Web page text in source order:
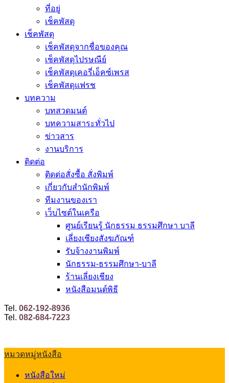
ที่อยู่
เช็คพัสดุ
เช็คพัสดุ
เช็คพัสดุจากชื่อของคุณ
เช็คพัสดุไปรษณีย์
เช็คพัสดุเคอรี่เอ็คซ์เพรส
เช็คพัสดุแฟรช
บทความ
บทสวดมนต์
บทความสาระทั่วไป
ข่าวสาร
งานบริการ
ติดต่อ
ติดต่อสั่งซื้อ สั่งพิมพ์
เกี่ยวกับสำนักพิมพ์
ทีมงานของเรา
เว็บไซต์ในเครือ
ศูนย์เรียนรู้ นักธรรม ธรรมศึกษา บาลี
เลี่ยงเชียงสังฆภัณฑ์
รับจ้างงานพิมพ์
นักธรรม-ธรรมศึกษา-บาลี
ร้านเลี่ยงเชียง
หนังสือมนต์พิธี
Tel. 062-192-8936
Tel. 082-684-7223
หมวดหมู่หนังสือ
หนังสือใหม่